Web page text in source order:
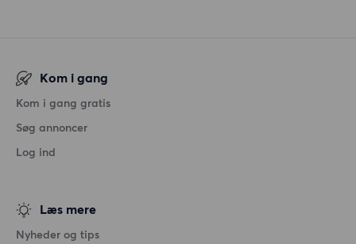
Kom i gang
Kom i gang gratis
Søg annoncer
Log ind
Læs mere
Nyheder og tips